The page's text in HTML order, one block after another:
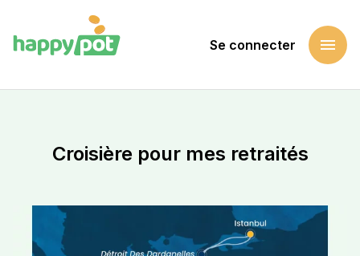
Se connecter menu
Croisière pour mes retraités